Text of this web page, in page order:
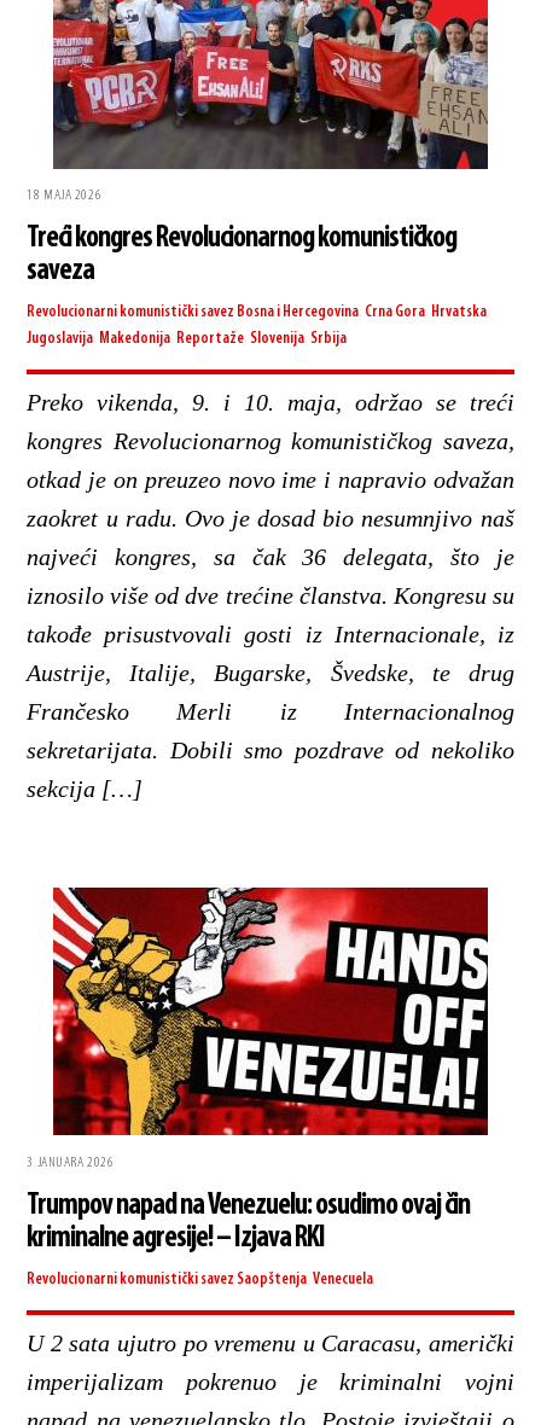
18 MAJA 2026
Treći kongres Revolucionarnog komunističkog
saveza
Revolucionarni komunistički savez Bosna i Hercegovina Crna Gora Hrvatska
Jugoslavija Makedonija Reportaže Slovenija Srbija
Preko vikenda, 9. i 10. maja, održao se treći
kongres Revolucionarnog komunističkog saveza,
otkad je on preuzeo novo ime i napravio odvažan
zaokret u radu. Ovo je dosad bio nesumnjivo naš
najveći kongres, sa čak 36 delegata, što je
iznosilo više od dve trećine članstva. Kongresu su
takođe prisustvovali gosti iz Internacionale, iz
Austrije, Italije, Bugarske, Švedske, te drug
Frančesko Merli iz Internacionalnog
sekretarijata. Dobili smo pozdrave od nekoliko
sekcija […]
3 JANUARA 2026
Trumpov napad na Venezuelu: osudimo ovaj čin
kriminalne agresije! – Izjava RKI
Revolucionarni komunistički savez Saopštenja ,Venecuela
U 2 sata ujutro po vremenu u Caracasu, američki
imperijalizam pokrenuo je kriminalni vojni